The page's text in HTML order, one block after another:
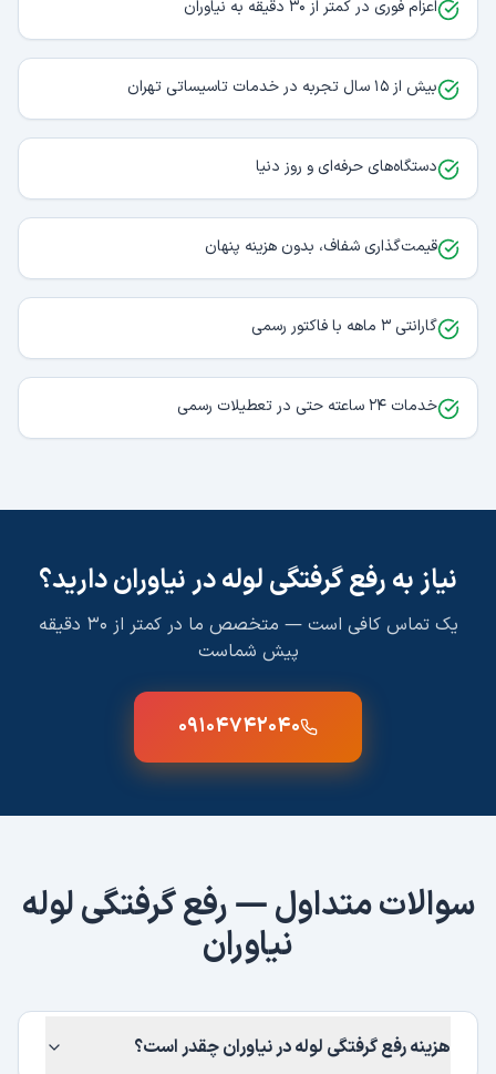
اعزام فوری در کمتر از ۳۰ دقیقه به نیاوران
بیش از ۱۵ سال تجربه در خدمات تاسیساتی تهران
دستگاه‌های حرفه‌ای و روز دنیا
قیمت‌گذاری شفاف، بدون هزینه پنهان
گارانتی ۳ ماهه با فاکتور رسمی
خدمات ۲۴ ساعته حتی در تعطیلات رسمی
نیاز بهرفع گرفتگی لولهدرنیاوراندارید؟
یک تماس کافی است — متخصص ما در کمتر از ۳۰ دقیقه
پیش شماست
۰۹۱۰۴۷۴۲۰۴۰
سوالات متداول —رفع گرفتگی لوله
نیاوران
هزینه رفع گرفتگی لوله در نیاوران چقدر است؟